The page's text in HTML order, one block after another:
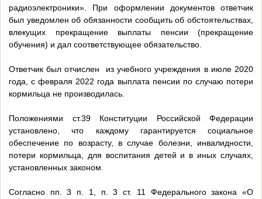
радиоэлектроники». При оформлении документов ответчик
был уведомлен об обязанности сообщить об обстоятельствах,
влекущих прекращение выплаты пенсии (прекращение
обучения) и дал соответствующее обязательство.
Ответчик был отчислен из учебного учреждения в июле 2020
года, с февраля 2022 года выплата пенсии по случаю потери
кормильца не производилась.
Положениями ст.39 Конституции Российской Федерации
установлено, что каждому гарантируется социальное
обеспечение по возрасту, в случае болезни, инвалидности,
потери кормильца, для воспитания детей и в иных случаях,
установленных законом.
Согласно пп. 3 п. 1, п. 3 ст. 11 Федерального закона «О